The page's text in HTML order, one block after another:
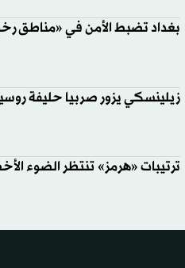
بغداد تضبط الأمن في «مناطق
زيلينسكي يزور صربيا حليفة
ترتيبات «هرمز» تنتظر الضوء